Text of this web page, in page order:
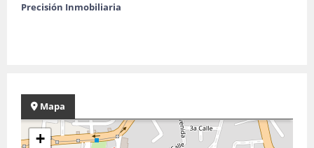
Precisión Inmobiliaria
Mapa
+